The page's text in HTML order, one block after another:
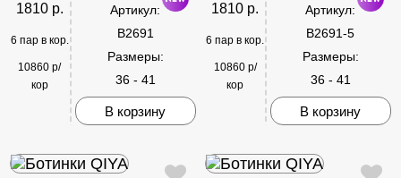
1810 р.
6 пар в кор.
10860 р/
кор
Артикул:
B2691
Размеры:
36 - 41
В корзину
1810 р.
6 пар в кор.
10860 р/
кор
Артикул:
B2691-5
Размеры:
36 - 41
В корзину